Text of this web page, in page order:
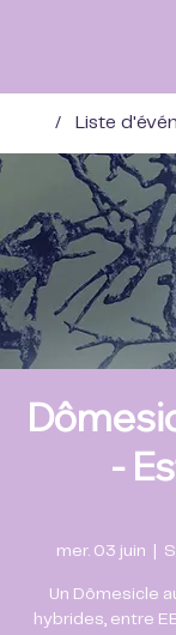
/ Liste
-
mer. 03 juin
Un Dômesicle
hybrides, entre